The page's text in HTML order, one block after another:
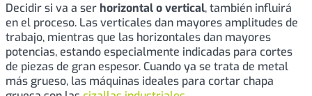
Decidir si va a ser horizontal o vertical, también influirá
en el proceso. Las verticales dan mayores amplitudes de
trabajo, mientras que las horizontales dan mayores
potencias, estando especialmente indicadas para cortes
de piezas de gran espesor. Cuando ya se trata de metal
más grueso, las máquinas ideales para cortar chapa